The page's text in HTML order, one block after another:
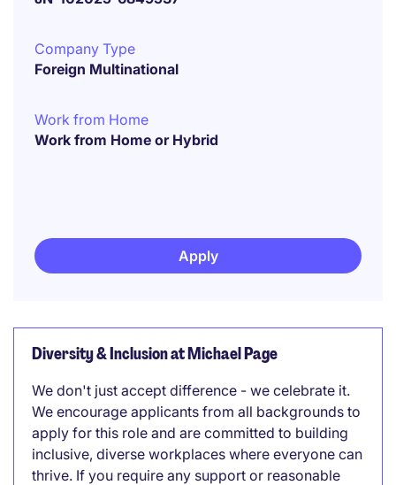
Company Type
Foreign Multinational
Work from Home
Work from Home or Hybrid
Apply
Diversity & Inclusion at Michael Page
We don't just accept difference - we celebrate it.
We encourage applicants from all backgrounds to
apply for this role and are committed to building
inclusive, diverse workplaces where everyone can
thrive. If you require any support or reasonable